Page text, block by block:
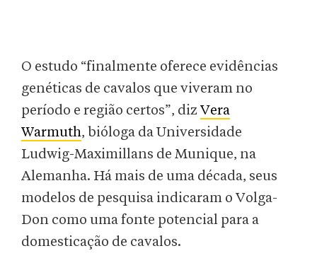
O estudo “finalmente oferece evidências
genéticas de cavalos que viveram no
período e região certos”, dizVera
Warmuth, bióloga da Universidade
Ludwig-Maximillans de Munique, na
Alemanha. Há mais de uma década, seus
modelos de pesquisa indicaram o Volga-
Don como uma fonte potencial para a
domesticação de cavalos.